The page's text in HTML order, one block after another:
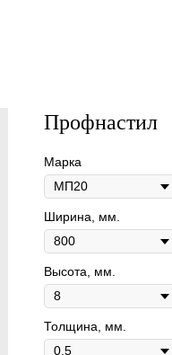
Профнастил
Марка
Ширина, мм.
Высота, мм.
Толщина, мм.